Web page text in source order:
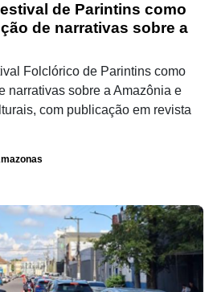
de Parintins como
de narrativas sobre a
Folclórico de Parintins como
narrativas sobre a Amazônia e
com publicação em revista